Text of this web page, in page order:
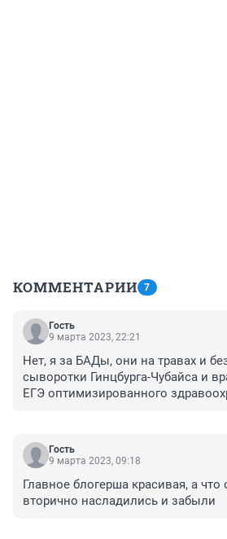
КОММЕНТАРИИ 7
Гость
9 марта 2023, 22:21
Нет, я за БАДы, они на травах и
сыворотки Гинцбурга-Чубайса и
ЕГЭ оптимизированного
Гость
9 марта 2023, 09:18
Главное блогерша красивая, а что
вторично насладились и забыли